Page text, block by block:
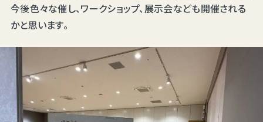
今後色々な催し、ワークショップ、展示会なども開催される
かと思います。